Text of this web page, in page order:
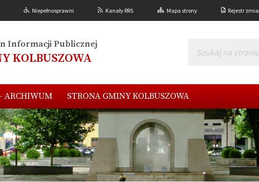
Niepełnosprawni Kanały RRS Mapa strony Rejestr
Informacji Publicznej
KOLBUSZOWA
ARCHIWUM STRONA GMINY KOLBUSZOWA